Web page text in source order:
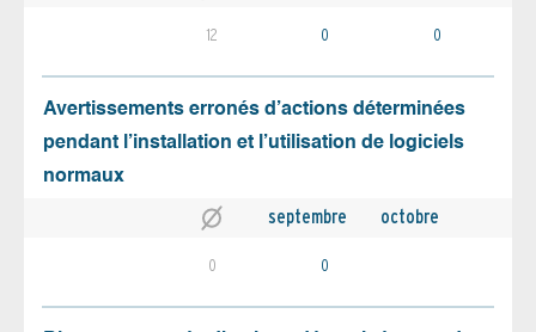
12 0 0
Avertissements erronés d’actions déterminées
pendant l’installation et l’utilisation de logiciels
normaux
septembre octobre
0 0